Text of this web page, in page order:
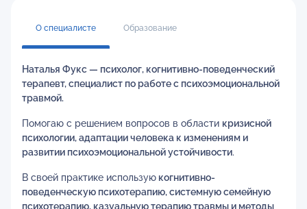
О специалисте Образование
Наталья Фукс — психолог, когнитивно-поведенческий
терапевт, специалист по работе с психоэмоциональной
травмой.
Помогаю с решением вопросов в области кризисной
психологии, адаптации человека к изменениям и
развитии психоэмоциональной устойчивости.
В своей практике использую когнитивно-
поведенческую психотерапию, системную семейную
психотерапию, казуальную терапию травмы и методы